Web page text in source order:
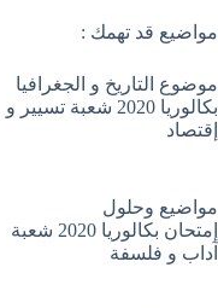
مواضيع قد تهمك :
موضوع التاريخ و الجغرافيا
بكالوريا 2020 شعبة تسيير و
إقتصاد
مواضيع وحلول
إمتحان بكالوريا 2020 شعبة
آداب و فلسفة